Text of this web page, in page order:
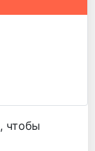
, чтобы